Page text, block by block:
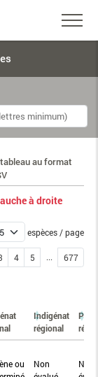
au format
à droite
espèces / page
4 5 ... 677
Indigénat
régional
ou
Non
Non